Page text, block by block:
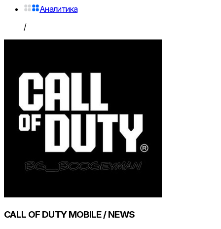
Аналитика
/
CALL OF DUTY MOBILE / NEWS